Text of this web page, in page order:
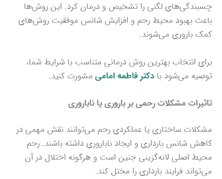
چسبندگی‌های لگنی را تشخیص و درمان کرد. این روش‌ها
باعث بهبود محیط رحم و افزایش شانس موفقیت روش‌های
کمک باروری می‌شوند.
برای انتخاب بهترین روش درمانی متناسب با شرایط شما،
توصیه می‌شود با دکتر فاطمه امامی مشورت کنید.
تاثیرات مشکلات رحمی بر باروری یا ناباروری
مشکلات ساختاری یا عملکردی رحم می‌توانند نقش مهمی در
کاهش شانس بارداری و ایجاد ناباروری داشته باشند. رحم
محیط اصلی لانه‌گزینی جنین است و هرگونه اختلال در آن
می‌تواند فرایند بارداری را مختل کند.